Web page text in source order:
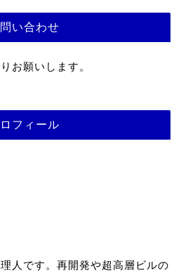
い合わせ
お願いします。
フィール
人です。再開発や超高層ビルの